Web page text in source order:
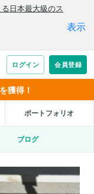
獲得！
ポートフォリオ
ブログ